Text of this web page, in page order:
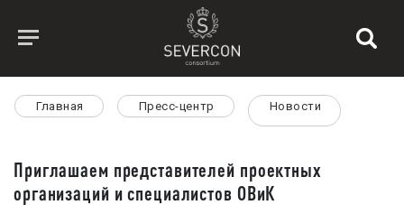
Главная Пресс-центр Новости
Приглашаем представителей проектных
организаций и специалистов ОВиК